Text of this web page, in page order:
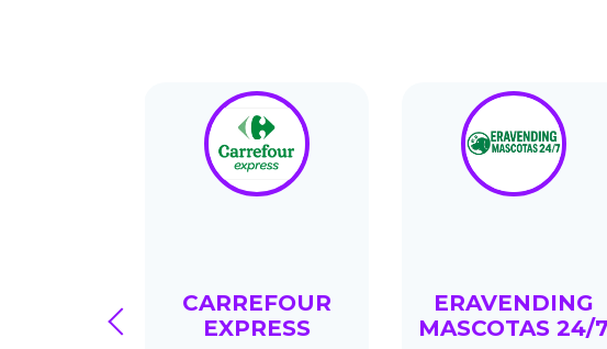
CARREFOUR
EXPRESS
ERAVENDING
MASCOTAS 24/7
prev